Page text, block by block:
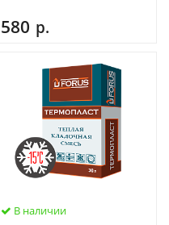
580 р.
В наличии